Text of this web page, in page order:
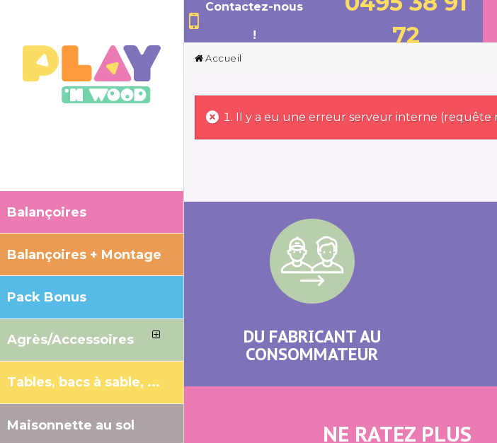
Balançoires
Balançoires + Montage
Pack Bonus
Agrès/Accessoires
Tables, bacs à sable, ...
Maisonnette au sol
Contactez-nous
!
72
Accueil
Il y a eu une erreur serveur interne (requête
DU FABRICANT AU
CONSOMMATEUR
NE RATEZ PLUS